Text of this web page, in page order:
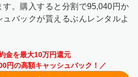
す。購入すると分割で95,040円か
バックが貰えるぶんレンタルよ
金を最大10万円還元
円の高額キャッシュバック！／